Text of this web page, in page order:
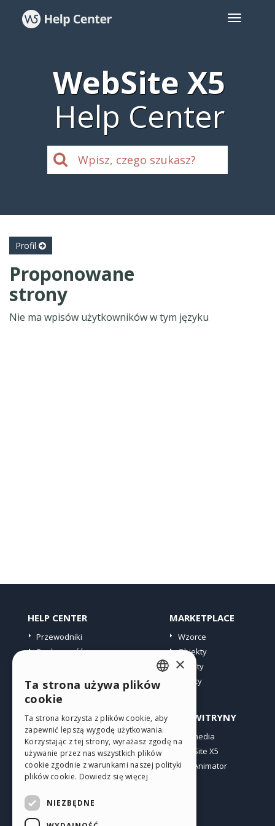
WebSite X5
Help Center
Profil
Proponowane
strony
Nie ma wpisów użytkowników w tym języku
HELP CENTER
Przewodniki
Społeczność
MARKETPLACE
Wzorce
Obiekty
Punkty
Oferty
PROFIL
Moje wpisy
Moje licencje
Pobieranie
Web hosting
INNE WITRYNY
Incomedia
WebSite X5
WebAnimator
ENGLISH
GERMAN
SPANISH
PORTUGUESE
×
Ta strona używa plików
cookie
Ta strona korzysta z plików cookie, aby
zapewnić lepszą wygodę użytkowania.
Korzystając z tej strony, wyrażasz zgodę na
używanie przez nas wszystkich plików
cookie zgodnie z warunkami naszej polityki
plików cookie. Dowiedz się więcej
NIEZBĘDNE